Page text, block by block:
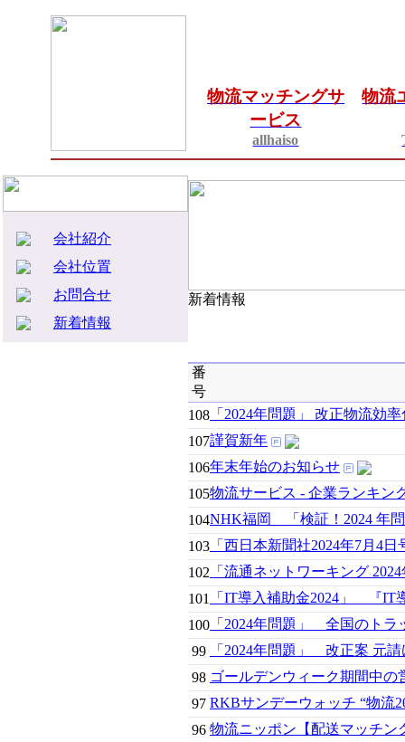
物流マッチングサ
ービス
allhaiso
物流
会社紹介
会社位置
お問合せ
新着情報
新着情報
番
号
108 「2024年問題」 改正物流効
107謹賀新年
106年末年始のお知らせ
105物流サービス - 企業ランキン
104NHK福岡 「検証！2024 年
103 「西日本新聞社2024年7月4
102 「流通ネットワーキング
101
「IT導入補助金2024」 『IT
100 「2024年問題」 全国のトラ
99
「2024年問題」 改正案 元
98 ゴールデンウィーク期間中の
97 RKBサンデーウォッチ “物流
96 物流ニッポン【配送マッチ